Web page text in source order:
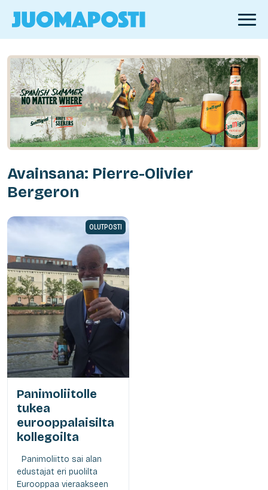
Avainsana: Pierre-Olivier
Bergeron
OLUTPOSTI
Panimoliitolle
tukea
eurooppalaisilta
kollegoilta
Panimoliitto sai alan
edustajat eri puolilta
Eurooppaa vieraakseen